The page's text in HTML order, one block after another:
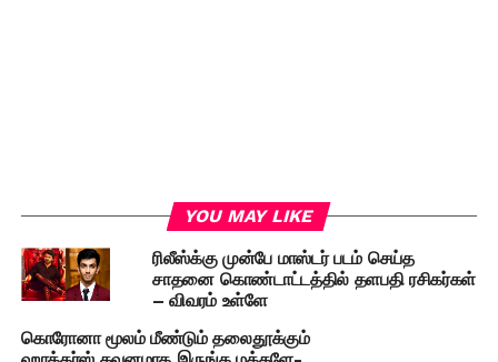
YOU MAY LIKE
ரிலீஸ்க்கு முன்பே மாஸ்டர் படம் செய்த
சாதனை கொண்டாட்டத்தில் தளபதி ரசிகர்கள்
– விவரம் உள்ளே
கொரோனா மூலம் மீண்டும் தலைதூக்கும்